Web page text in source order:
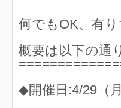
何でもOK、有り
概要は以下の通
◆開催日:4/29（